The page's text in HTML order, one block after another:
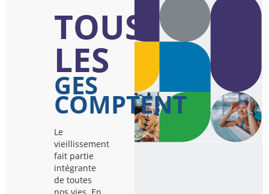
TOUS
LES
GES
COMPTENT
Le
vieillissement
fait partie
intégrante
de toutes